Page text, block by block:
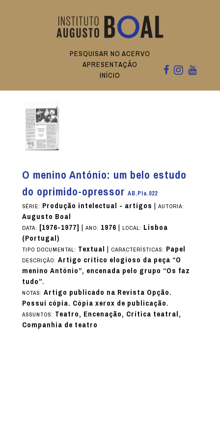
PESQUISAR NO ACERVO
APRESENTAÇÃO
INÍCIO
O menino António: um belo estudo
do oprimido-opressor AB.PIa.022
SÉRIE: Produção intelectual - artigos | AUTORIA:
Augusto Boal
DATA: [1976-1977] | ANO: 1976| LOCAL: Lisboa
(Portugal)
TIPO DOCUMENTAL: Textual | CARACTERÍSTICAS: Papel
DESCRIÇÃO: Artigo crítico elogioso da peça “O
menino António”, encenada pelo grupo “Os faz
tudo”.
NOTAS: Artigo publicado na Revista Opção.
Possui cópia. Cópia xerox de publicação.
ASSUNTOS: Teatro, Encenação, Crítica teatral,
Companhia de teatro